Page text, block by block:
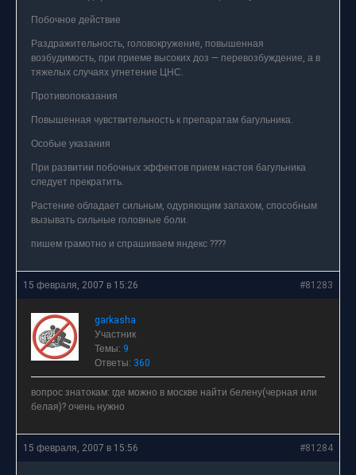
Побочное действие
Раздражительность, головокружение, повышенная
возбудимость, при приеме высоких доз — перевозбуждение, а в
тяжелых случаях угнетение ЦНС.
Противопоказания
Повышенная чувствительность к препаратам багульника.
Особые указания
При развитии побочных эффектов прием настоя багульника
следует прекратить.
Растение обладает сильным, одуряющим запахом, способным
вызывать сильные головные боли.
пишем грамотно и спрашиваем яндекс ????
15 февраля, 2007 в 15:26 #81283
garkasha
Участник
Темы: 9
Ответы: 360
вопрос знатокам: где можно в москве найти белену(черная или
белая)? очень нужно
15 февраля, 2007 в 15:56 #81284